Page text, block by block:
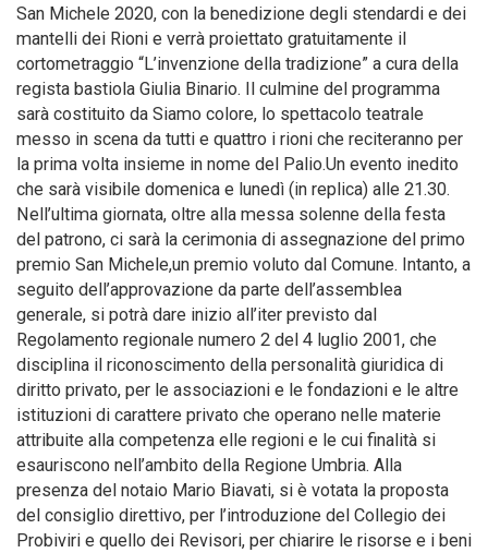
San Michele 2020, con la benedizione degli stendardi e dei
mantelli dei Rioni e verrà proiettato gratuitamente il
cortometraggio “L’invenzione della tradizione” a cura della
regista bastiola Giulia Binario. Il culmine del programma
sarà costituito da Siamo colore, lo spettacolo teatrale
messo in scena da tutti e quattro i rioni che reciteranno per
la prima volta insieme in nome del Palio.Un evento inedito
che sarà visibile domenica e lunedì (in replica) alle 21.30.
Nell’ultima giornata, oltre alla messa solenne della festa
del patrono, ci sarà la cerimonia di assegnazione del primo
premio San Michele,un premio voluto dal Comune. Intanto, a
seguito dell’approvazione da parte dell’assemblea
generale, si potrà dare inizio all’iter previsto dal
Regolamento regionale numero 2 del 4 luglio 2001, che
disciplina il riconoscimento della personalità giuridica di
diritto privato, per le associazioni e le fondazioni e le altre
istituzioni di carattere privato che operano nelle materie
attribuite alla competenza elle regioni e le cui finalità si
esauriscono nell’ambito della Regione Umbria. Alla
presenza del notaio Mario Biavati, si è votata la proposta
del consiglio direttivo, per l’introduzione del Collegio dei
Probiviri e quello dei Revisori, per chiarire le risorse e i beni